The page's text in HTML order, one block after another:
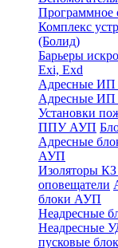
Программное
Комплекс
(Болид)
Барьеры
Exi, Exd
Адресные ИП
Адресные ИП
Установки
ППУ АУП
Адресные
АУП
Изоляторы
оповещатели
блоки АУП
Неадресные
Неадресные
пусковые